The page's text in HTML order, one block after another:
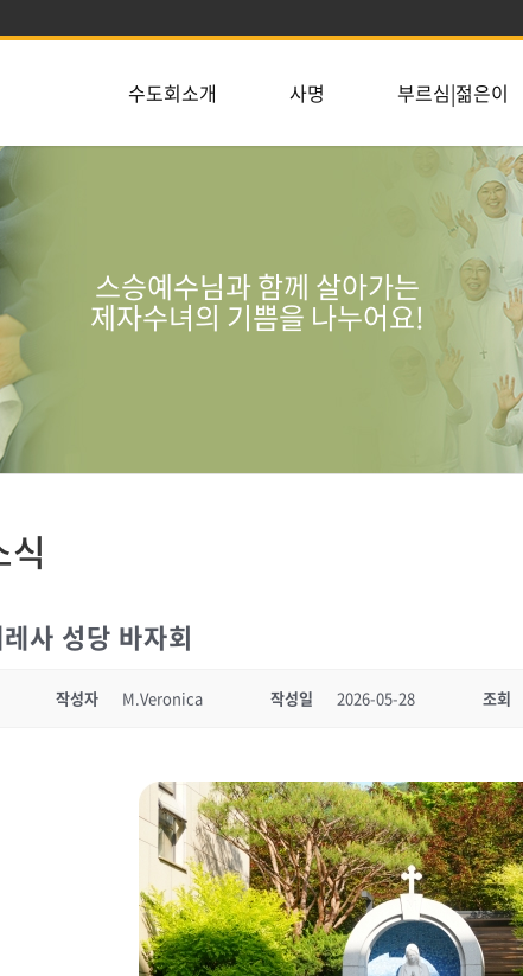
수도회소개 사명 부르심|젊은이
스승예수님과 함께 살아가는
제자수녀의 기쁨을 나누어요!
사 성당 바자회
작성자 M.Veronica 작성일 2026-05-28 조회